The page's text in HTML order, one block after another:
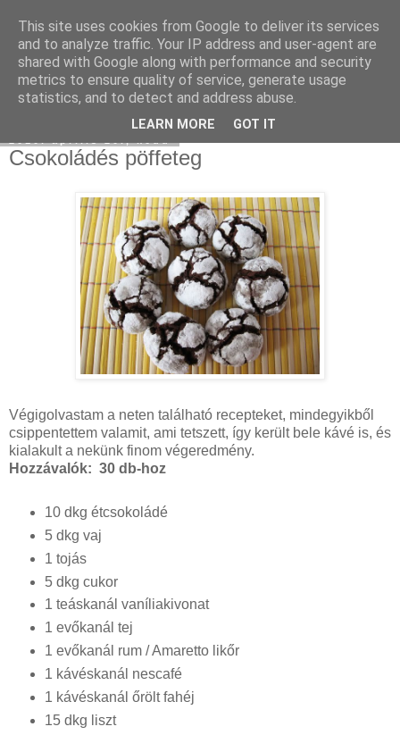
Moha Konyha
Csokoládés pöffeteg
Végigolvastam a neten található recepteket, mindegyikből
csippentettem valamit, ami tetszett, így került bele kávé is, és
kialakult a nekünk finom végeredmény.
Hozzávalók: 30 db-hoz
10 dkg étcsokoládé
5 dkg vaj
1 tojás
5 dkg cukor
1 teáskanál vaníliakivonat
1 evőkanál tej
1 evőkanál rum / Amaretto likőr
1 kávéskanál nescafé
1 kávéskanál őrölt fahéj
15 dkg liszt
This site uses cookies from Google to deliver its services
and to analyze traffic. Your IP address and user-agent are
shared with Google along with performance and security
metrics to ensure quality of service, generate usage
statistics, and to detect and address abuse.
LEARN MORE GOT IT